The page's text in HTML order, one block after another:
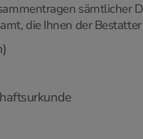
die Ihnen der